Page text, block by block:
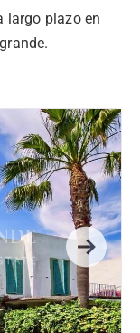
largo plazo en
Next